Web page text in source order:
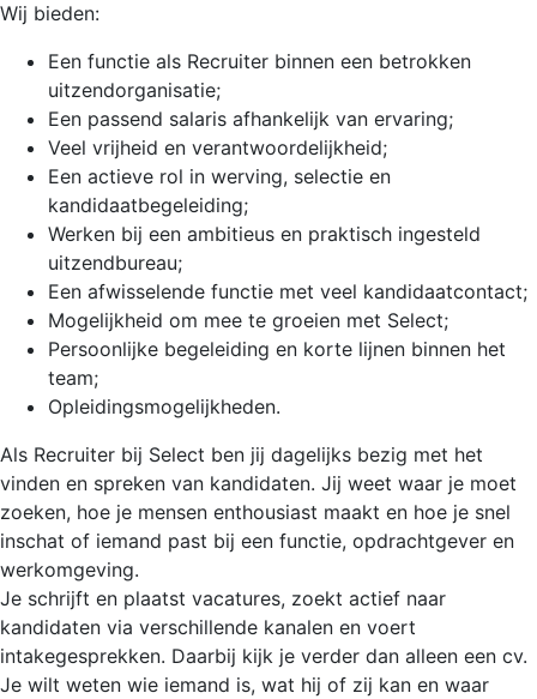
Wij bieden:
Een functie als Recruiter binnen een betrokken
uitzendorganisatie;
Een passend salaris afhankelijk van ervaring;
Veel vrijheid en verantwoordelijkheid;
Een actieve rol in werving, selectie en
kandidaatbegeleiding;
Werken bij een ambitieus en praktisch ingesteld
uitzendbureau;
Een afwisselende functie met veel kandidaatcontact;
Mogelijkheid om mee te groeien met Select;
Persoonlijke begeleiding en korte lijnen binnen het
team;
Opleidingsmogelijkheden.
Als Recruiter bij Select ben jij dagelijks bezig met het
vinden en spreken van kandidaten. Jij weet waar je moet
zoeken, hoe je mensen enthousiast maakt en hoe je snel
inschat of iemand past bij een functie, opdrachtgever en
werkomgeving.
Je schrijft en plaatst vacatures, zoekt actief naar
kandidaten via verschillende kanalen en voert
intakegesprekken. Daarbij kijk je verder dan alleen een cv.
Je wilt weten wie iemand is, wat hij of zij kan en waar